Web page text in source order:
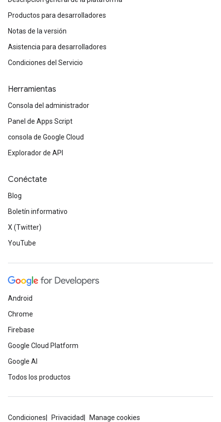
Productos para desarrolladores
Notas de la versión
Asistencia para desarrolladores
Condiciones del Servicio
Herramientas
Consola del administrador
Panel de Apps Script
consola de Google Cloud
Explorador de API
Conéctate
Blog
Boletín informativo
X (Twitter)
YouTube
Android
Chrome
Firebase
Google Cloud Platform
Google AI
Todos los productos
Condiciones Privacidad Manage cookies